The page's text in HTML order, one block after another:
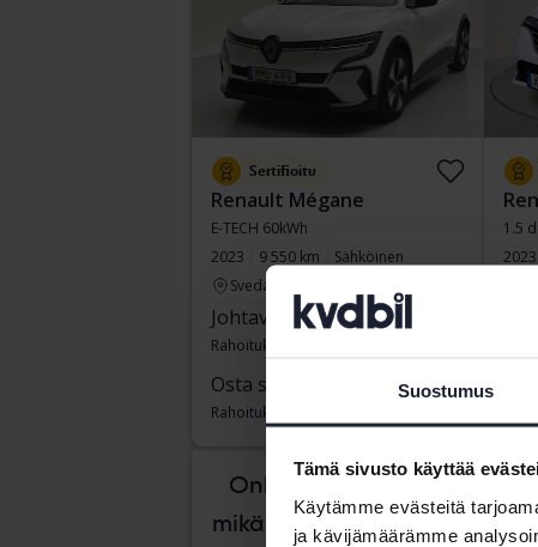
Suostumus
Tämä sivusto käyttää
Käytämme evästeitä
ja kävijämäärämme
Sertifioitu
Renault Mégane
E-TECH 60kWh
2023
9 550 km
Sähköinen
Svedala
Johtava tarjous: 235 500 SEK
Rahoituksen kanssa
Osta suoraan 269 900 SEK
Rahoituksen kanssa
1.5
2023
Onko vaikea tietää,
mikä auto sopii sinulle?
elo